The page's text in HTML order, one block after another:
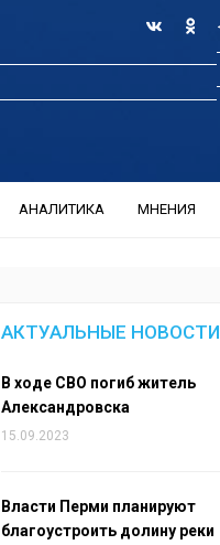
АНАЛИТИКА МНЕНИЯ
АКТУАЛЬНЫЕ НОВОСТИ
В ходе СВО погиб житель
Александровска
15.09.2023
Власти Перми планируют
благоустроить долину реки